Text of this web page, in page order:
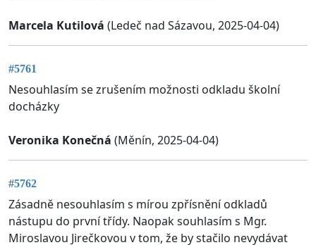
Marcela Kutilová (Ledeč nad Sázavou, 2025-04-04)
#5761
Nesouhlasím se zrušením možnosti odkladu školní
docházky
Veronika Konečná (Měnín, 2025-04-04)
#5762
Zásadně nesouhlasím s mírou zpřísnění odkladů
nástupu do první třídy. Naopak souhlasím s Mgr.
Miroslavou Jirečkovou v tom, že by stačilo nevydávat